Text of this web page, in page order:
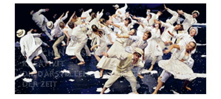
ZWISCHEN KRISE UND
KREATIVITÄT:
DIE DARSTELLENDEN KÜNSTE IM WANDEL
DER ZEIT